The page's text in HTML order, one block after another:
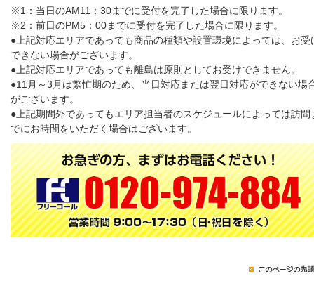
※1：当日のAM11：30までに受付を完了した場合に限ります。
※2：前日のPM5：00までに受付を完了した場合に限ります。
●上記対応エリアであっても商品の種類や設置環境によっては、お受
できない場合がございます。
●上記対応エリアであっても離島は原則としてお受けできません。
●11月～3月は繁忙期のため、当日対応または翌日対応ができない場
がございます。
●上記期間外であってもエリア担当者のスケジュールによっては訪問
でにお時間をいただく場合はございます。